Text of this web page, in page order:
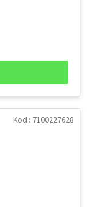
Kod : 7100227628